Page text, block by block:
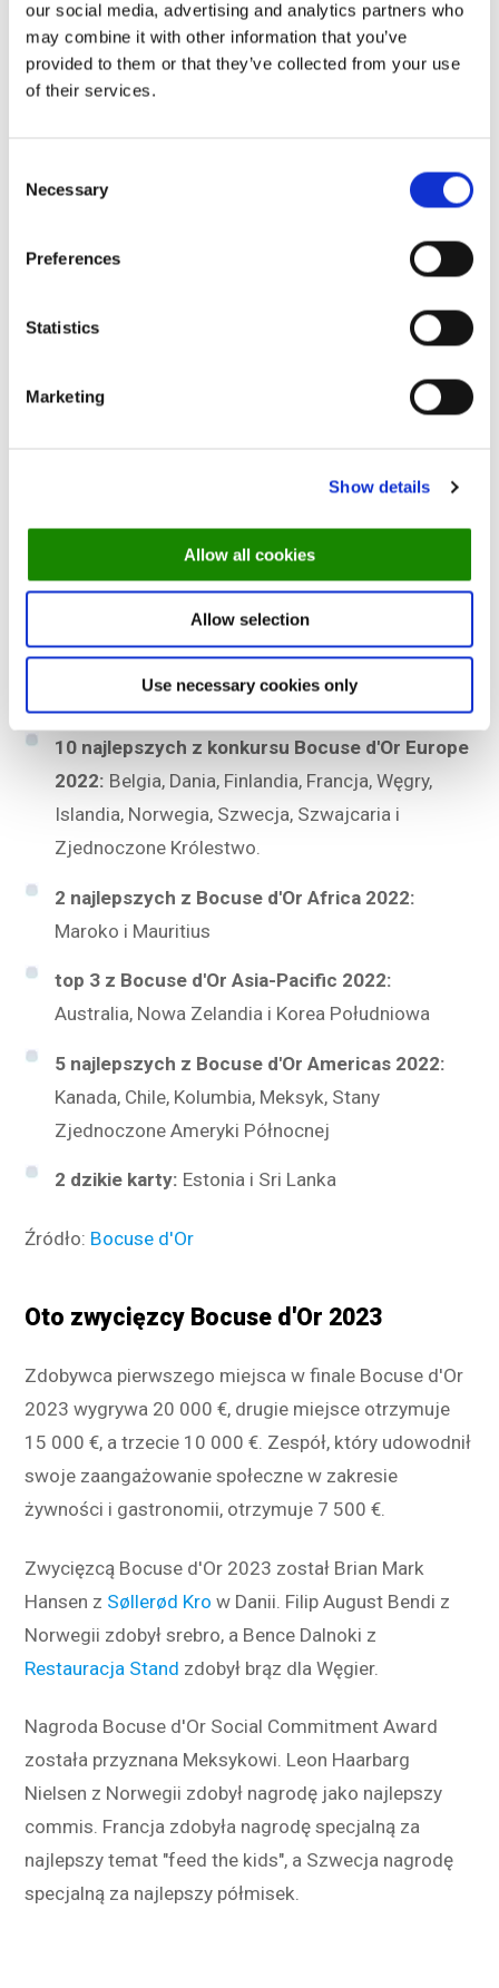
our social media, advertising and analytics partners who
may combine it with other information that you’ve
provided to them or that they’ve collected from your use
of their services.
Selection
Necessary
Preferences
Statistics
Marketing
Show details
Allow all cookies
Allow selection
Use necessary cookies only
uwagę, że małe marginesy robią wielką różnicę. I
myślę, że w końcu wszystko sprowadza się do
smaku dania.
żabnicy i zobaczę naprawdę wysoki poziom
Będzie też bardzo ciekawie zobaczyć, jak inne
tematy są wykonywane przez różne kraje. Będzie też
wspaniale spotkać starych i nowych przyjaciół!
zdobył złoto na Bocuse d'Or Europe
2022 w Budapeszcie. W tym roku startował w
światowym konkursie kulinarnym i po raz kolejny
zdobył złoto. Wśród pozostałych uczestników
tegorocznego finału znaleźli się:
10 najlepszych z konkursu Bocuse d'Or Europe
2022: Belgia, Dania, Finlandia, Francja, Węgry,
Islandia, Norwegia, Szwecja, Szwajcaria i
Zjednoczone Królestwo.
2 najlepszych z Bocuse d'Or Africa 2022:
Maroko i Mauritius
top 3 z Bocuse d'Or Asia-Pacific 2022:
Australia, Nowa Zelandia i Korea Południowa
5 najlepszych z Bocuse d'Or Americas 2022:
Kanada, Chile, Kolumbia, Meksyk, Stany
Zjednoczone Ameryki Północnej
2 dzikie karty: Estonia i Sri Lanka
Źródło: Bocuse d'Or
Oto zwycięzcy Bocuse d'Or 2023
Zdobywca pierwszego miejsca w finale Bocuse d'Or
2023 wygrywa 20 000 €, drugie miejsce otrzymuje
15 000 €, a trzecie 10 000 €. Zespół, który udowodnił
swoje zaangażowanie społeczne w zakresie
żywności i gastronomii, otrzymuje 7 500 €.
Zwycięzcą Bocuse d'Or 2023 został Brian Mark
Hansen z Søllerød Kro w Danii. Filip August Bendi z
Norwegii zdobył srebro, a Bence Dalnoki z
Restauracja Stand zdobył brąz dla Węgier.
Nagroda Bocuse d'Or Social Commitment Award
została przyznana Meksykowi. Leon Haarbarg
Nielsen z Norwegii zdobył nagrodę jako najlepszy
commis. Francja zdobyła nagrodę specjalną za
najlepszy temat "feed the kids", a Szwecja nagrodę
specjalną za najlepszy półmisek.